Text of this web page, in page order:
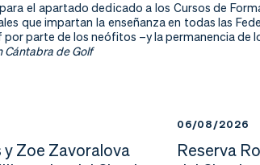
el apartado dedicado a los Cursos de
que impartan la enseñanza en todas las
parte de los neófitos –y la permanencia de
Cántabra de Golf
y Zoe Zavoralova
06/08/2026
Reserva